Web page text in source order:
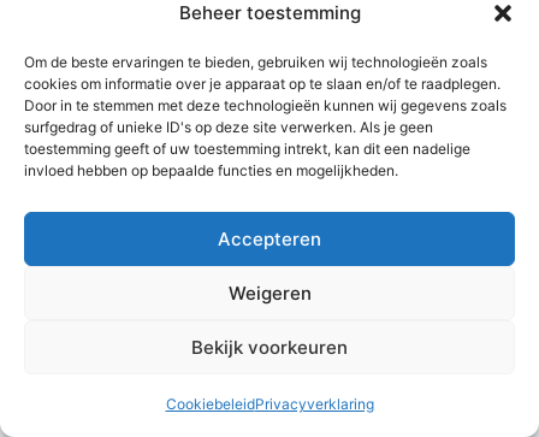
Beheer toestemming
Om de beste ervaringen te bieden, gebruiken wij technologieën zoals
cookies om informatie over je apparaat op te slaan en/of te raadplegen.
Door in te stemmen met deze technologieën kunnen wij gegevens zoals
surfgedrag of unieke ID's op deze site verwerken. Als je geen
toestemming geeft of uw toestemming intrekt, kan dit een nadelige
invloed hebben op bepaalde functies en mogelijkheden.
Accepteren
Weigeren
Bekijk voorkeuren
CookiebeleidPrivacyverklaring
Jente
© 2026 AlleNamen.nl